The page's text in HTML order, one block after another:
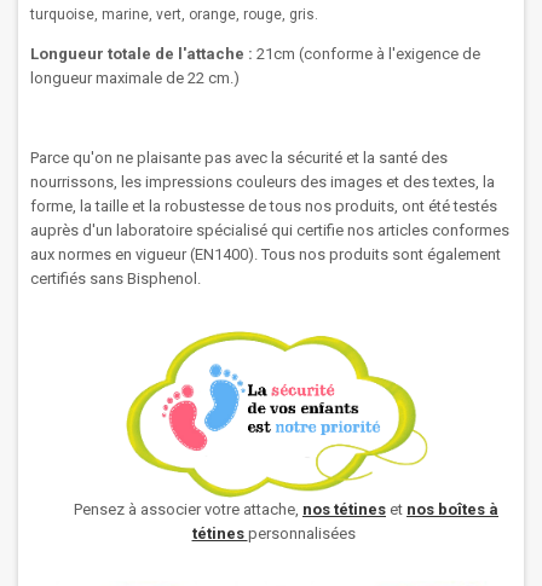
turquoise, marine, vert, orange, rouge, gris.
Longueur totale de l'attache : 21cm (conforme à l'exigence de
longueur maximale de 22 cm.)
Parce qu'on ne plaisante pas avec la sécurité et la santé des
nourrissons, les impressions couleurs des images et des textes, la
forme, la taille et la robustesse de tous nos produits, ont été testés
auprès d'un laboratoire spécialisé qui certifie nos articles conformes
aux normes en vigueur (EN1400). Tous nos produits sont également
certifiés sans Bisphenol.
Pensez à associer votre attache, nos tétines et nos boîtes à
tétines personnalisées